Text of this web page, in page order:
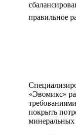
правильное
«Эвомикс»
покрыть
минеральных